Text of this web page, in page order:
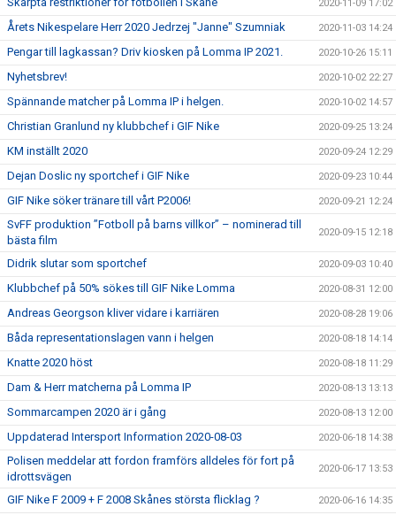
2020-11-09 17:02
Årets Nikespelare Herr 2020 Jedrzej "Janne" Szumniak 2020-11-03 14:24
Pengar till lagkassan? Driv kiosken på Lomma IP 2021. 2020-10-26 15:11
Nyhetsbrev! 2020-10-02 22:27
Spännande matcher på Lomma IP i helgen. 2020-10-02 14:57
Christian Granlund ny klubbchef i GIF Nike 2020-09-25 13:24
KM inställt 2020 2020-09-24 12:29
Dejan Doslic ny sportchef i GIF Nike 2020-09-23 10:44
GIF Nike söker tränare till vårt P2006! 2020-09-21 12:24
SvFF produktion ”Fotboll på barns villkor” – nominerad till
bästa film
2020-09-15 12:18
Didrik slutar som sportchef 2020-09-03 10:40
Klubbchef på 50% sökes till GIF Nike Lomma 2020-08-31 12:00
Andreas Georgson kliver vidare i karriären 2020-08-28 19:06
Båda representationslagen vann i helgen 2020-08-18 14:14
Knatte 2020 höst 2020-08-18 11:29
Dam & Herr matcherna på Lomma IP 2020-08-13 13:13
Sommarcampen 2020 är i gång 2020-08-13 12:00
Uppdaterad Intersport Information 2020-08-03 2020-06-18 14:38
Polisen meddelar att fordon framförs alldeles för fort på
idrottsvägen
2020-06-17 13:53
GIF Nike F 2009 + F 2008 Skånes största flicklag ? 2020-06-16 14:35